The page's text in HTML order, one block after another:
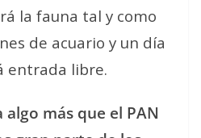
la fauna tal y como
de acuario y un día
entrada libre.
más que el PAN